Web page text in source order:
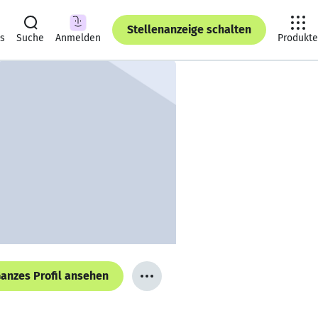
Suche Anmelden
Stellenanzeige schalten
Produkte
Profil ansehen